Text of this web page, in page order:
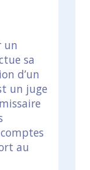
un
sa
d’un
un juge
au